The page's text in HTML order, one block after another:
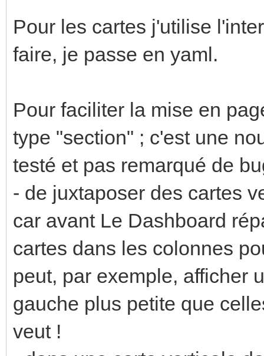
Pour les cartes j'utilise
faire, je passe en yaml.
Pour faciliter la mise en
type "section" ; c'est une
testé et pas remarqué de
- de juxtaposer des cartes
car avant Le Dashboard
cartes dans les colonnes
peut, par exemple, afficher
gauche plus petite que
veut !